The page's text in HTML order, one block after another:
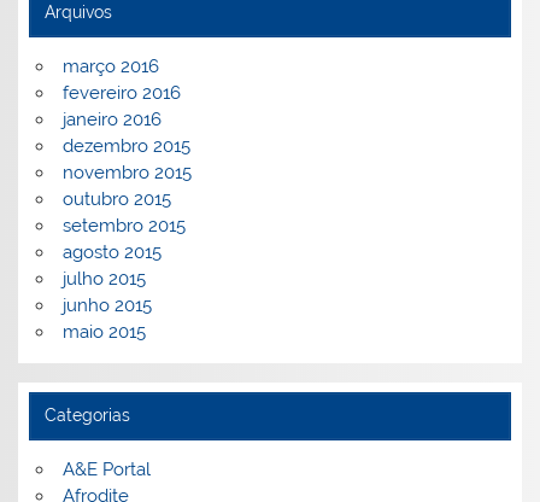
Arquivos
março 2016
fevereiro 2016
janeiro 2016
dezembro 2015
novembro 2015
outubro 2015
setembro 2015
agosto 2015
julho 2015
junho 2015
maio 2015
Categorias
A&E Portal
Afrodite